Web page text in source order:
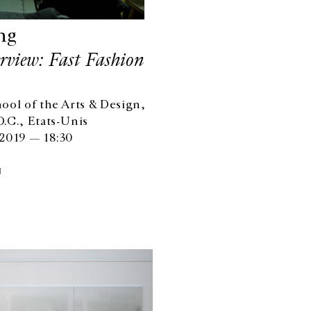
Fast Fashion
of the Arts & Design,
Etats-Unis
— 18:30